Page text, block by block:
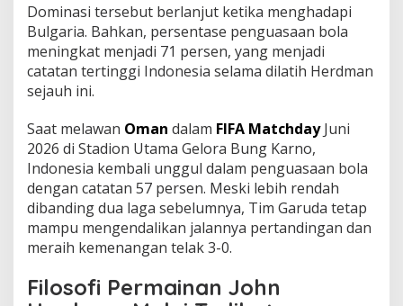
Dominasi tersebut berlanjut ketika menghadapi
Bulgaria. Bahkan, persentase penguasaan bola
meningkat menjadi 71 persen, yang menjadi
catatan tertinggi Indonesia selama dilatih Herdman
sejauh ini.
Saat melawan Oman dalam FIFA MatchdayJuni
2026 di Stadion Utama Gelora Bung Karno,
Indonesia kembali unggul dalam penguasaan bola
dengan catatan 57 persen. Meski lebih rendah
dibanding dua laga sebelumnya, Tim Garuda tetap
mampu mengendalikan jalannya pertandingan dan
meraih kemenangan telak 3-0.
Filosofi Permainan John